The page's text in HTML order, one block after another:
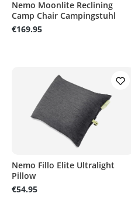
Nemo Moonlite Reclining
Camp Chair Campingstuhl
€169.95
Nemo Fillo Elite Ultralight
Pillow
€54.95